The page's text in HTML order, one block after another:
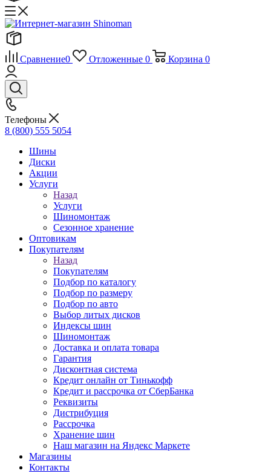
Сравнение0 Отложенные 0 Корзина 0
Телефоны
8 (800) 555 5054
Шины
Диски
Акции
Услуги
Назад
Услуги
Шиномонтаж
Сезонное хранение
Оптовикам
Покупателям
Назад
Покупателям
Подбор по каталогу
Подбор по размеру
Подбор по авто
Выбор литых дисков
Индексы шин
Шиномонтаж
Доставка и оплата товара
Гарантия
Дисконтная система
Кредит онлайн от Тинькофф
Кредит и рассрочка от СберБанка
Реквизиты
Дистрибуция
Рассрочка
Хранение шин
Наш магазин на Яндекс Маркете
Магазины
Контакты